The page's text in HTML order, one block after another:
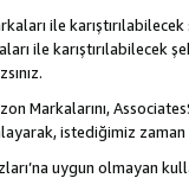
ile
ile karıştırılabilecek
Markalarını,
istediğimiz
uygun olmayan